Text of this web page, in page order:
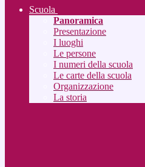
Scuola
Panoramica
Presentazione
I luoghi
Le persone
I numeri della scuola
Le carte della scuola
Organizzazione
La storia